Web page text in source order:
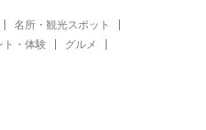
名所・観光スポット
ト・体験
グルメ